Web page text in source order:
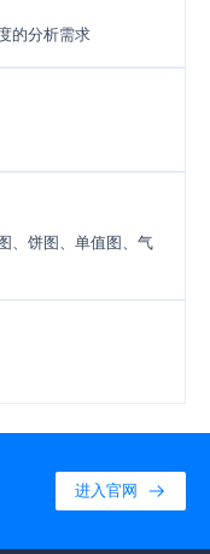
的分析需求
、饼图、单值图、气
进入官网